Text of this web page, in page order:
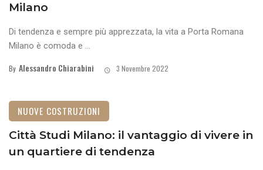
Milano
Di tendenza e sempre più apprezzata, la vita a Porta Romana
Milano è comoda e ...
By Alessandro Chiarabini 3 Novembre 2022
NUOVE COSTRUZIONI
Città Studi Milano: il vantaggio di vivere in
un quartiere di tendenza